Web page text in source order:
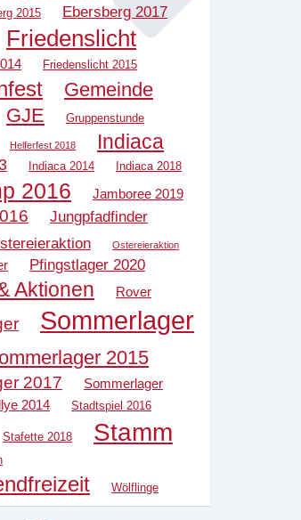
2015 Ebersberg 2017
Friedenslicht
Friedenslicht 2015
Gemeinde
GJE Gruppenstunde
Helferfest 2018 Indiaca
Indiaca 2014 Indiaca 2018
2016 Jamboree 2019
Jungpfadfinder
Ostereieraktion
Pfingstlager 2020
Aktionen Rover
Sommerlager
2015
2017
Sommerlager
2014 Stadtspiel 2016
Stafette 2018 Stamm
Wölflinge